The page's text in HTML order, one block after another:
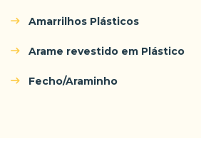
Amarrilhos Plásticos
Arame revestido em Plástico
Fecho/Araminho